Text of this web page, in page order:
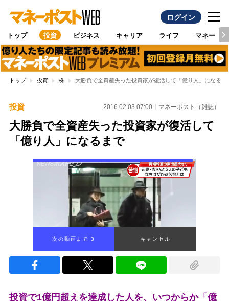
ログイン
トップ 投資 ビジネス キャリア ライフ マネー
トップ 投資 株 大勝負で全資産失った投資家が復活して「億り人」になるま
投資 2016.02.03 07:00 マネーポスト（雑誌）
大勝負で全資産失った投資家が復活して
「億り人」になるまで
次の動画まで 2 キャンセル
投資で1億円超えを達成した人を、いつからか「億